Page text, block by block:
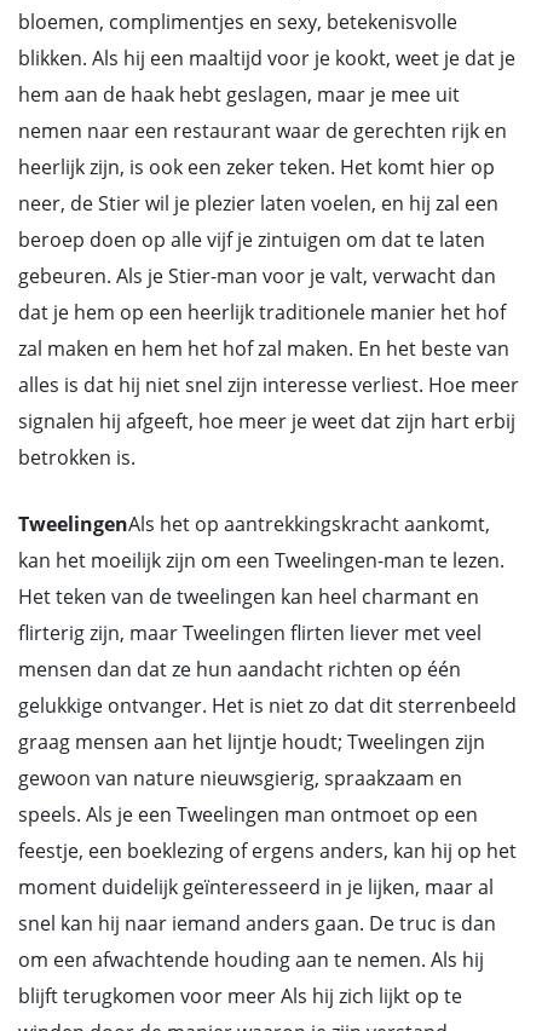
bloemen, complimentjes en sexy, betekenisvolle
blikken. Als hij een maaltijd voor je kookt, weet je dat je
hem aan de haak hebt geslagen, maar je mee uit
nemen naar een restaurant waar de gerechten rijk en
heerlijk zijn, is ook een zeker teken. Het komt hier op
neer, de Stier wil je plezier laten voelen, en hij zal een
beroep doen op alle vijf je zintuigen om dat te laten
gebeuren. Als je Stier-man voor je valt, verwacht dan
dat je hem op een heerlijk traditionele manier het hof
zal maken en hem het hof zal maken. En het beste van
alles is dat hij niet snel zijn interesse verliest. Hoe meer
signalen hij afgeeft, hoe meer je weet dat zijn hart erbij
betrokken is.
TweelingenAls het op aantrekkingskracht aankomt,
kan het moeilijk zijn om een Tweelingen-man te lezen.
Het teken van de tweelingen kan heel charmant en
flirterig zijn, maar Tweelingen flirten liever met veel
mensen dan dat ze hun aandacht richten op één
gelukkige ontvanger. Het is niet zo dat dit sterrenbeeld
graag mensen aan het lijntje houdt; Tweelingen zijn
gewoon van nature nieuwsgierig, spraakzaam en
speels. Als je een Tweelingen man ontmoet op een
feestje, een boeklezing of ergens anders, kan hij op het
moment duidelijk geïnteresseerd in je lijken, maar al
snel kan hij naar iemand anders gaan. De truc is dan
om een afwachtende houding aan te nemen. Als hij
blijft terugkomen voor meer Als hij zich lijkt op te